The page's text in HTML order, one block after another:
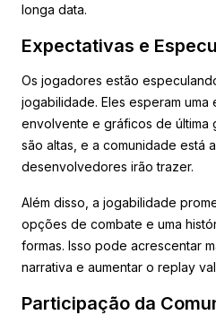
longa data.
Expectativas e
Os jogadores estão
jogabilidade. Eles esperam uma
envolvente e gráficos de última
são altas, e a comunidade está
desenvolvedores irão trazer.
Além disso, a jogabilidade
opções de combate e uma
formas. Isso pode acrescentar
narrativa e aumentar o replay
Participação da